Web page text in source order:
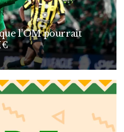
l’OM pourrait